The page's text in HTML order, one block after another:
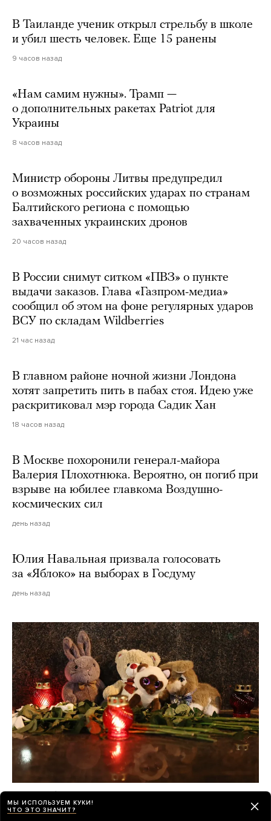
В Таиланде ученик открыл стрельбу в школе
и убил шесть человек. Еще 15 ранены
9 часов назад
«Нам самим нужны». Трамп —
о дополнительных ракетах Patriot для
Украины
8 часов назад
Министр обороны Литвы предупредил
о возможных российских ударах по странам
Балтийского региона с помощью
захваченных украинских дронов
20 часов назад
В России снимут ситком «ПВЗ» о пункте
выдачи заказов. Глава «Газпром-медиа»
сообщил об этом на фоне регулярных ударов
ВСУ по складам Wildberries
21 час назад
В главном районе ночной жизни Лондона
хотят запретить пить в пабах стоя. Идею уже
раскритиковал мэр города Садик Хан
18 часов назад
В Москве похоронили генерал-майора
Валерия Плохотнюка. Вероятно, он погиб при
взрыве на юбилее главкома Воздушно-
космических сил
день назад
Юлия Навальная призвала голосовать
за «Яблоко» на выборах в Госдуму
день назад
О погибших при падении украинского
дрона на пляж в Геленджике по-прежнему
МЫ ИСПОЛЬЗУЕМ КУКИ!
ЧТО ЭТО ЗНАЧИТ?